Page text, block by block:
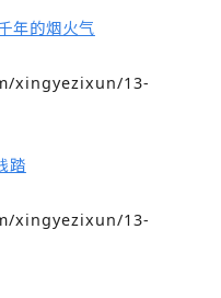
年的烟火气
xingyezixun/13-
踏
xingyezixun/13-